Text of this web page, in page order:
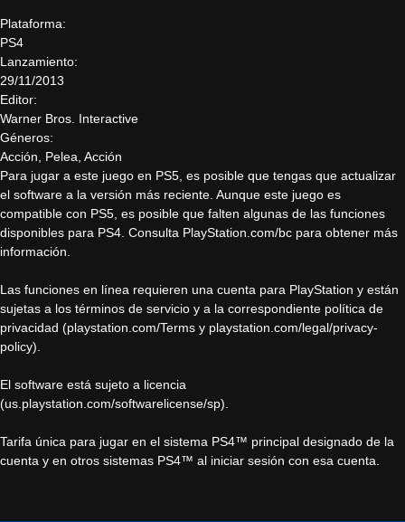
Plataforma:
PS4
Lanzamiento:
29/11/2013
Editor:
Warner Bros. Interactive
Géneros:
Acción, Pelea, Acción
Para jugar a este juego en PS5, es posible que tengas que actualizar
el software a la versión más reciente. Aunque este juego es
compatible con PS5, es posible que falten algunas de las funciones
disponibles para PS4. Consulta PlayStation.com/bc para obtener más
información.
Las funciones en línea requieren una cuenta para PlayStation y están
sujetas a los términos de servicio y a la correspondiente política de
privacidad (playstation.com/Terms y playstation.com/legal/privacy-
policy).
El software está sujeto a licencia
(us.playstation.com/softwarelicense/sp).
Tarifa única para jugar en el sistema PS4™ principal designado de la
cuenta y en otros sistemas PS4™ al iniciar sesión con esa cuenta.